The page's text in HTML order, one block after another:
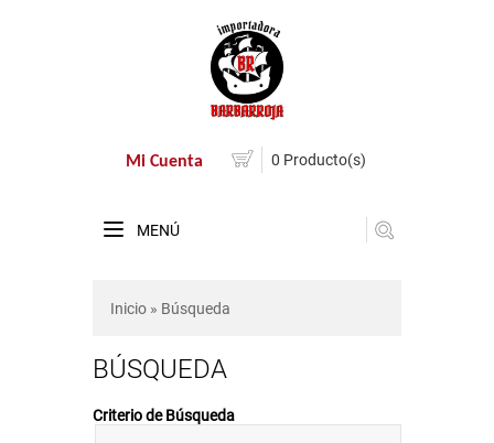
0 Producto(s)
Mi Cuenta
MENÚ
Inicio » Búsqueda
BÚSQUEDA
Criterio de Búsqueda